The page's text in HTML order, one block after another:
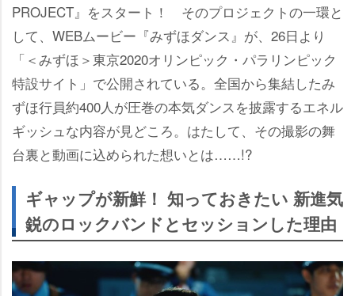
PROJECT』をスタート！ そのプロジェクトの一環と
して、WEBムービー『みずほダンス』が、26日より
「＜みずほ＞東京2020オリンピック・パラリンピック
特設サイト」で公開されている。全国から集結したみ
ずほ行員約400人が圧巻の本気ダンスを披露するエネル
ギッシュな内容が見どころ。はたして、その撮影の舞
台裏と動画に込められた想いとは……!?
ギャップが新鮮！ 知っておきたい 新進気
鋭のロックバンドとセッションした理由